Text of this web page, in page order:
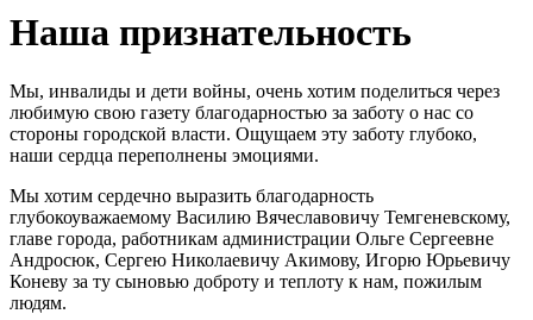
Наша признательность
Мы, инвалиды и дети войны, очень хотим поделиться через
любимую свою газету благодарностью за заботу о нас со
стороны городской власти. Ощущаем эту заботу глубоко,
наши сердца переполнены эмоциями.
Мы хотим сердечно выразить благодарность
глубокоуважаемому Василию Вячеславовичу Темгеневскому,
главе города, работникам администрации Ольге Сергеевне
Андросюк, Сергею Николаевичу Акимову, Игорю Юрьевичу
Коневу за ту сыновью доброту и теплоту к нам, пожилым
людям.